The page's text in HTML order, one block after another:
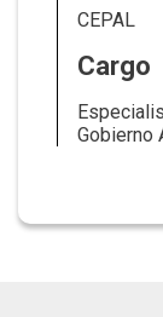
CEPAL
Cargo
Gobierno